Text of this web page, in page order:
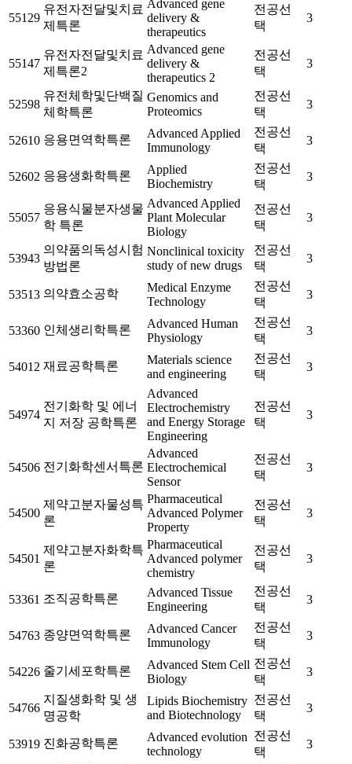
55129
유전자전달및치료
제특론
Advanced gene
delivery &
therapeutics
전공선
택
3
55147
유전자전달및치료
제특론2
Advanced gene
delivery &
therapeutics 2
전공선
택
3
52598
유전체학및단백질
체학특론
Genomics and
Proteomics
전공선
택
3
52610 응용면역학특론
Advanced Applied
Immunology
전공선
택
3
52602 응용생화학특론
Applied
Biochemistry
전공선
택
3
55057
응용식물분자생물
학 특론
Advanced Applied
Plant Molecular
Biology
전공선
택
3
53943
의약품의독성시험
방법론
Nonclinical toxicity
study of new drugs
전공선
택
3
53513 의약효소공학
Medical Enzyme
Technology
전공선
택
3
53360 인체생리학특론
Advanced Human
Physiology
전공선
택
3
54012 재료공학특론
Materials science
and engineering
전공선
택
3
54974
전기화학 및 에너
지 저장 공학특론
Advanced
Electrochemistry
and Energy Storage
Engineering
전공선
택
3
54506 전기화학센서특론
Advanced
Electrochemical
Sensor
전공선
택
3
54500
제약고분자물성특
론
Pharmaceutical
Advanced Polymer
Property
전공선
택
3
54501
제약고분자화학특
론
Pharmaceutical
Advanced polymer
chemistry
전공선
택
3
53361 조직공학특론
Advanced Tissue
Engineering
전공선
택
3
54763 종양면역학특론
Advanced Cancer
Immunology
전공선
택
3
54226 줄기세포학특론
Advanced Stem Cell
Biology
전공선
택
3
54766
지질생화학 및 생
명공학
Lipids Biochemistry
and Biotechnology
전공선
택
3
53919 진화공학특론
Advanced evolution
technology
전공선
택
3